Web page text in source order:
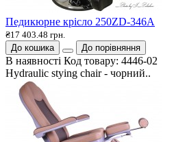
Педикюрне крісло 250ZD-346А
₴17 403.48 грн.
До кошика
До порівняння
В наявності Код товару: 4446-02
Hydraulic stying chair - чорний..